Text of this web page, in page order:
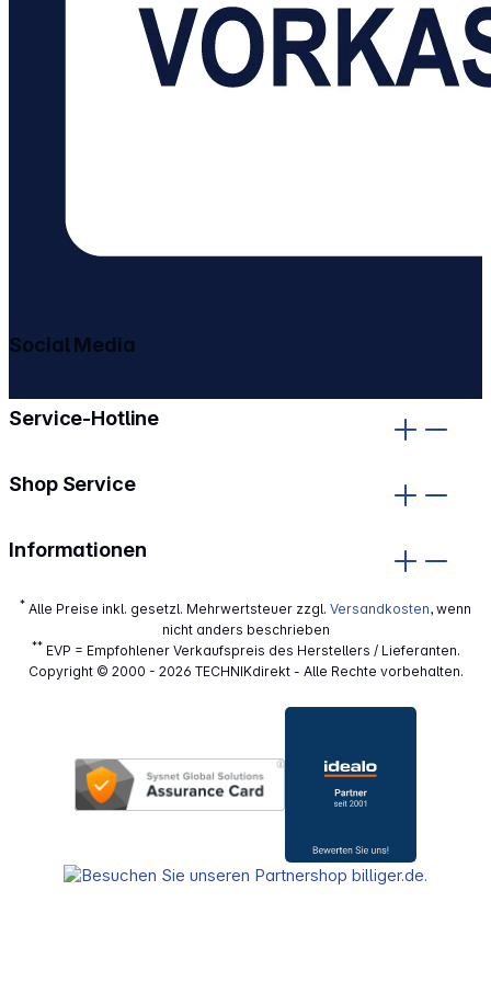
Service-Hotline
Shop Service
Informationen
Social Media
* Alle Preise inkl. gesetzl. Mehrwertsteuer zzgl. Versandkosten, wenn
nicht anders beschrieben
**EVP = Empfohlener Verkaufspreis des Herstellers / Lieferanten.
Copyright © 2000 - 2026 TECHNIKdirekt - Alle Rechte vorbehalten.